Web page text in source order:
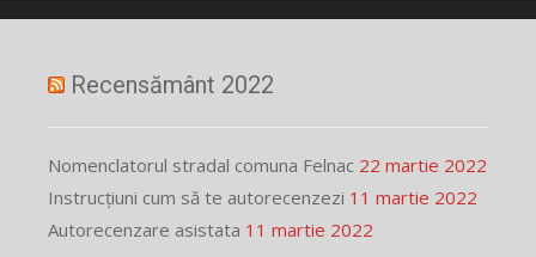
Recensământ 2022
Nomenclatorul stradal comuna Felnac 22 martie 2022
Instrucțiuni cum să te autorecenzezi 11 martie 2022
Autorecenzare asistata 11 martie 2022